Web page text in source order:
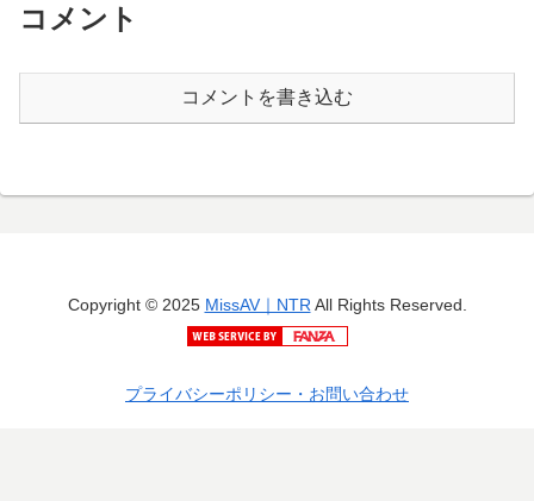
コメント
コメントを書き込む
Copyright © 2025 MissAV｜NTRAll Rights Reserved.
プライバシーポリシー・お問い合わせ